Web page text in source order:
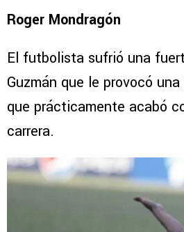
Roger Mondragón
El futbolista sufrió una
Guzmán que le provocó
que prácticamente acabó
carrera.